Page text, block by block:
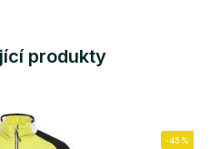
produkty
-45%